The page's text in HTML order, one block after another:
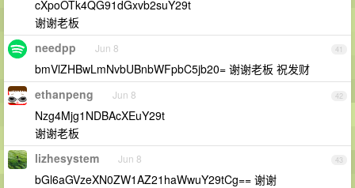
cXpoOTk4QG91dGxvb2suY29t
谢谢老板
41
needpp Jun 8
bmVlZHBwLmNvbUBnbWFpbC5jb20= 谢谢老板 祝发财
42
ethanpeng Jun 8
Nzg4Mjg1NDBAcXEuY29t
谢谢老板
43
lizhesystem Jun 8
bGl6aGVzeXN0ZW1AZ21haWwuY29tCg== 谢谢